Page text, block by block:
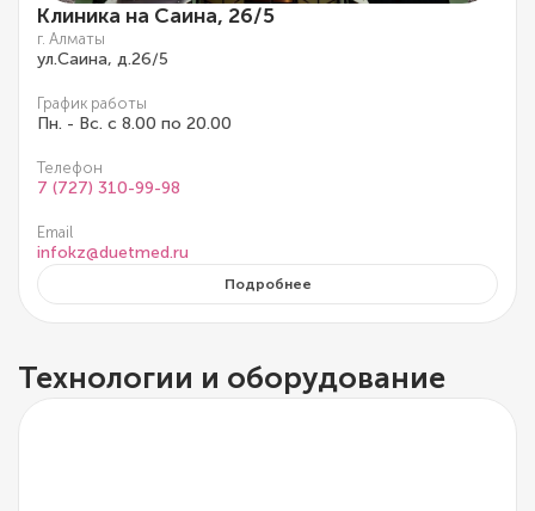
Клиника на Саина, 26/5
г. Алматы
ул.Саина, д.26/5
График работы
Пн. - Вс. с 8.00 по 20.00
Телефон
7 (727) 310-99-98
Email
infokz@duetmed.ru
Подробнее
Технологии и оборудование